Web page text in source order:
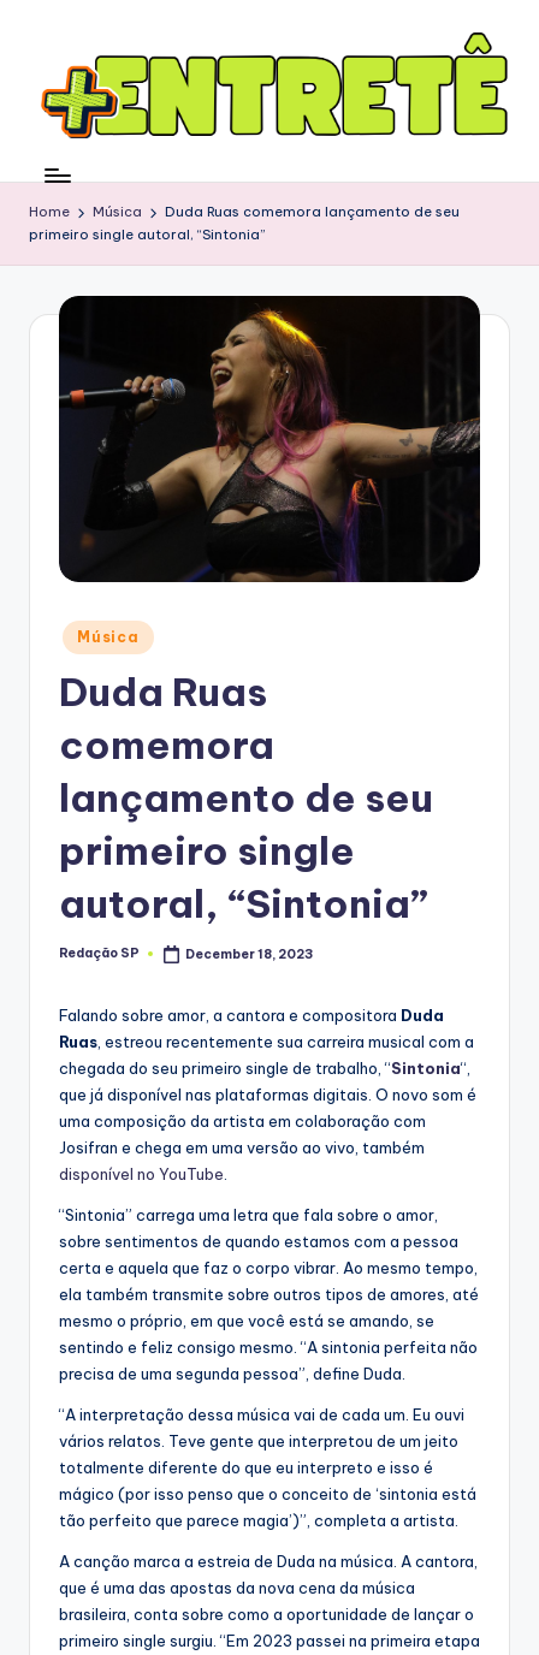
Home Música
Duda Ruas comemora lançamento de seu
primeiro single autoral, “Sintonia”
Posted
in
Música
Duda Ruas
comemora
lançamento de seu
primeiro single
autoral, “Sintonia”
Posted
Redação SP December 18, 2023
Falando sobre amor, a cantora e compositora Duda
Ruas , estreou recentemente sua carreira musical com a
chegada do seu primeiro single de trabalho, “Sintonia“,
que já disponível nas plataformas digitais. O novo som é
uma composição da artista em colaboração com
Josifran e chega em uma versão ao vivo, também
disponível no YouTube
“Sintonia” carrega uma letra que fala sobre o amor,
sobre sentimentos de quando estamos com a pessoa
certa e aquela que faz o corpo vibrar. Ao mesmo tempo,
ela também transmite sobre outros tipos de amores, até
mesmo o próprio, em que você está se amando, se
sentindo e feliz consigo mesmo. “A sintonia perfeita não
precisa de uma segunda pessoa”, define Duda.
“A interpretação dessa música vai de cada um. Eu ouvi
vários relatos. Teve gente que interpretou de um jeito
totalmente diferente do que eu interpreto e isso é
mágico (por isso penso que o conceito de ‘sintonia está
tão perfeito que parece magia’)”, completa a artista.
A canção marca a estreia de Duda na música. A cantora,
que é uma das apostas da nova cena da música
brasileira, conta sobre como a oportunidade de lançar o
primeiro single surgiu. “Em 2023 passei na primeira etapa